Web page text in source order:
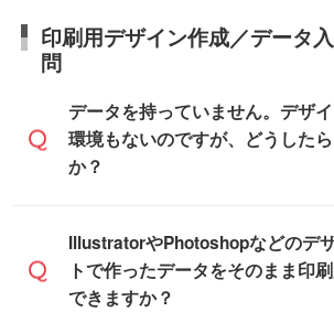
ュール」に注文予定日をご入力
と、おおよその締切日や出荷目
いただけます。
商品在庫や印刷ラインを確保する
をお願いいたします。
※土日祝日を除く営業日換算です。
商品ページにてご確認ください
います。(白箱、化粧箱、ブリス
など)
います。(透明袋、デザイン袋な
【個包装なし】 個包装がされ
態で納品します。
日本全国へお届けが可能です。な
への直接納品は行っておりませ
印刷用デザイン作成／データ
問
データを持っていません。デザ
環境もないのですが、どうした
か？
無料の「デザインシミュレーター
ば、PCやスマホから簡単にデザ
できます。スタンプやテンプレー
IllustratorやPhotoshopなどのデ
トで作ったデータをそのまま印
できますか？